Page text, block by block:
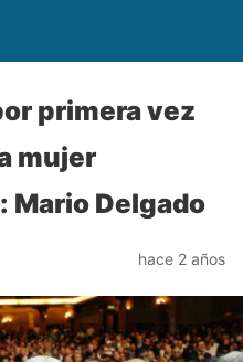
primera vez
mujer
Mario Delgado
hace 2 años